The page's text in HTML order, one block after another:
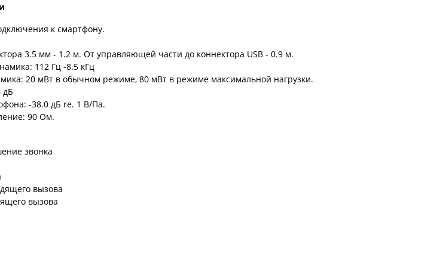
к смартфону.
3.5 мм - 1.2 м. От управляющей части до коннектора USB - 0.9 м.
112 Гц -8.5 кГц
20 мВт в обычном режиме, 80 мВт в режиме максимальной нагрузки.
дБ
-38.0 дБ re. 1 В/Па.
90 Ом.
звонка
вызова
вызова